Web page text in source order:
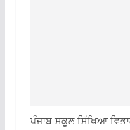
ਪੰਜਾਬ ਸਕੂਲ ਸਿੱਖਿਆ